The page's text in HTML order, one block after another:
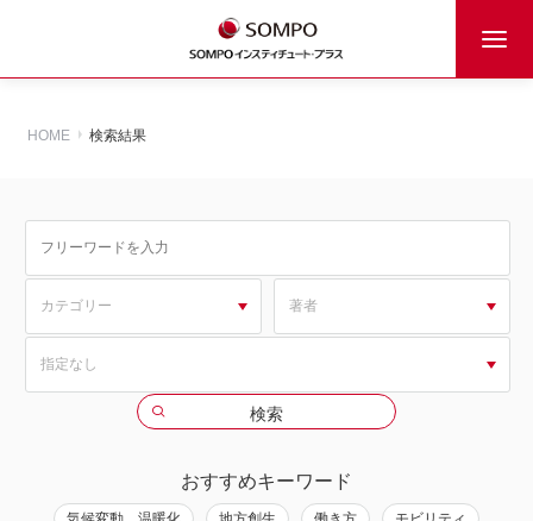
HOME 検索結果
おすすめキーワード